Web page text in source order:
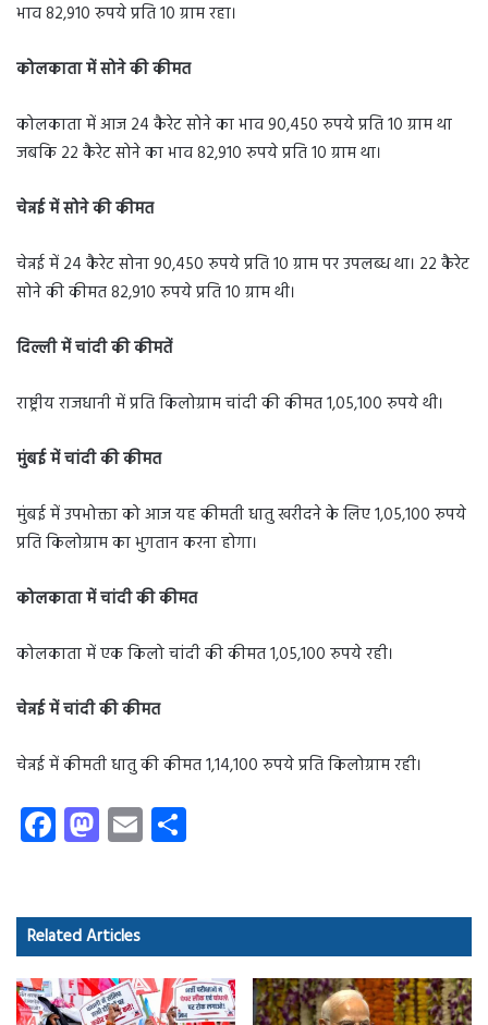
भाव 82,910 रुपये प्रति 10 ग्राम रहा।
कोलकाता में सोने की कीमत
कोलकाता में आज 24 कैरेट सोने का भाव 90,450 रुपये प्रति 10 ग्राम था
जबकि 22 कैरेट सोने का भाव 82,910 रुपये प्रति 10 ग्राम था।
चेन्नई में सोने की कीमत
चेन्नई में 24 कैरेट सोना 90,450 रुपये प्रति 10 ग्राम पर उपलब्ध था। 22 कैरेट
सोने की कीमत 82,910 रुपये प्रति 10 ग्राम थी।
दिल्ली में चांदी की कीमतें
राष्ट्रीय राजधानी में प्रति किलोग्राम चांदी की कीमत 1,05,100 रुपये थी।
मुंबई में चांदी की कीमत
मुंबई में उपभोक्ता को आज यह कीमती धातु खरीदने के लिए 1,05,100 रुपये
प्रति किलोग्राम का भुगतान करना होगा।
कोलकाता में चांदी की कीमत
कोलकाता में एक किलो चांदी की कीमत 1,05,100 रुपये रही।
चेन्नई में चांदी की कीमत
चेन्नई में कीमती धातु की कीमत 1,14,100 रुपये प्रति किलोग्राम रही।
Fa
ce
o
ok
M
as
d
o
n
E
m
Related Articles